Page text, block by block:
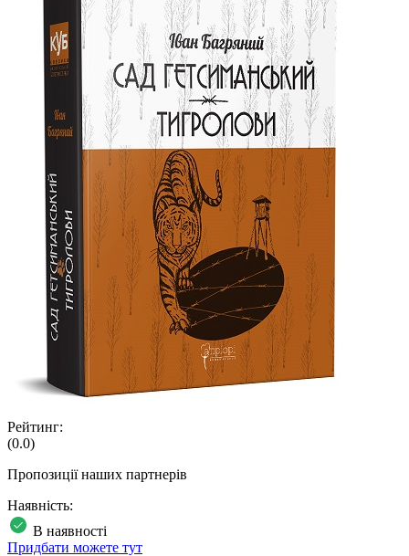
Рейтинг:
(0.0)
Пропозиції наших партнерів
Наявність:
В наявності
Придбати можете тут